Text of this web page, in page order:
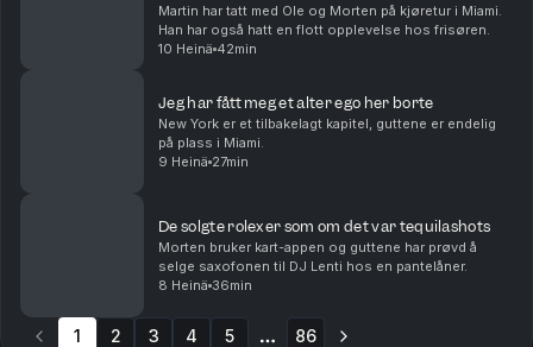
Martin har tatt med Ole og Morten på kjøretur i Miami.
Han har også hatt en flott opplevelse hos frisøren.
10 Heinä 42min
Jeg har fått meg et alter ego her borte
New York er et tilbakelagt kapitel, guttene er endelig
på plass i Miami.
9 Heinä 27min
De solgte rolexer som om det var tequilashots
Morten bruker kart-appen og guttene har prøvd å
selge saxofonen til DJ Lenti hos en pantelåner.
8 Heinä 36min
1 2 3 4 5 86